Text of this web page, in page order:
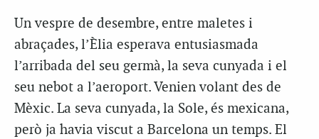
Un vespre de desembre, entre maletes i
abraçades, l’Èlia esperava entusiasmada
l’arribada del seu germà, la seva cunyada i el
seu nebot a l’aeroport. Venien volant des de
Mèxic. La seva cunyada, la Sole, és mexicana,
però ja havia viscut a Barcelona un temps. El